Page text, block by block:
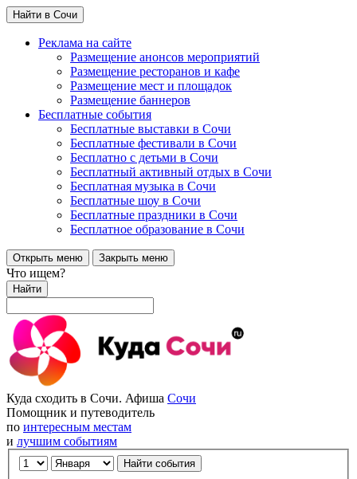
Найти в Сочи
Реклама на сайте
Размещение анонсов мероприятий
Размещение ресторанов и кафе
Размещение мест и площадок
Размещение баннеров
Бесплатные события
Бесплатные выставки в Сочи
Бесплатные фестивали в Сочи
Бесплатно с детьми в Сочи
Бесплатный активный отдых в Сочи
Бесплатная музыка в Сочи
Бесплатные шоу в Сочи
Бесплатные праздники в Сочи
Бесплатное образование в Сочи
Открыть меню Закрыть меню
Что ищем?
Найти
Куда сходить в Сочи. Афиша Сочи
Помощник и путеводитель
по интересным местам
и лучшим событиям